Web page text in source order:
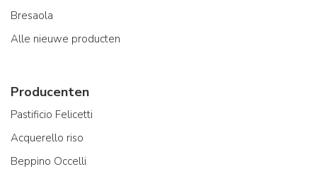
Bresaola
Alle nieuwe producten
Producenten
Pastificio Felicetti
Acquerello riso
Beppino Occelli